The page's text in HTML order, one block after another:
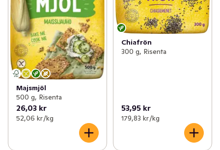
Majsmjöl
500 g, Risenta
26,03 kr
52,06 kr /kg
Chiafrön
300 g, Risenta
53,95 kr
179,83 kr /kg